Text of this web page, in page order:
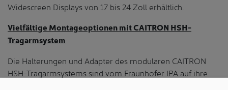
Widescreen Displays von 17 bis 24 Zoll erhältlich.
Vielfältige Montageoptionen mit CAITRON HSH-
Tragarmsystem
Die Halterungen und Adapter des modularen CAITRON
HSH-Tragarmsystems sind vom Fraunhofer IPA auf ihre